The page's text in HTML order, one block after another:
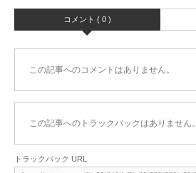
コメント ( 0 )
この記事へのコメントはありません。
この記事へのトラックバックはありません。
トラックバック URL